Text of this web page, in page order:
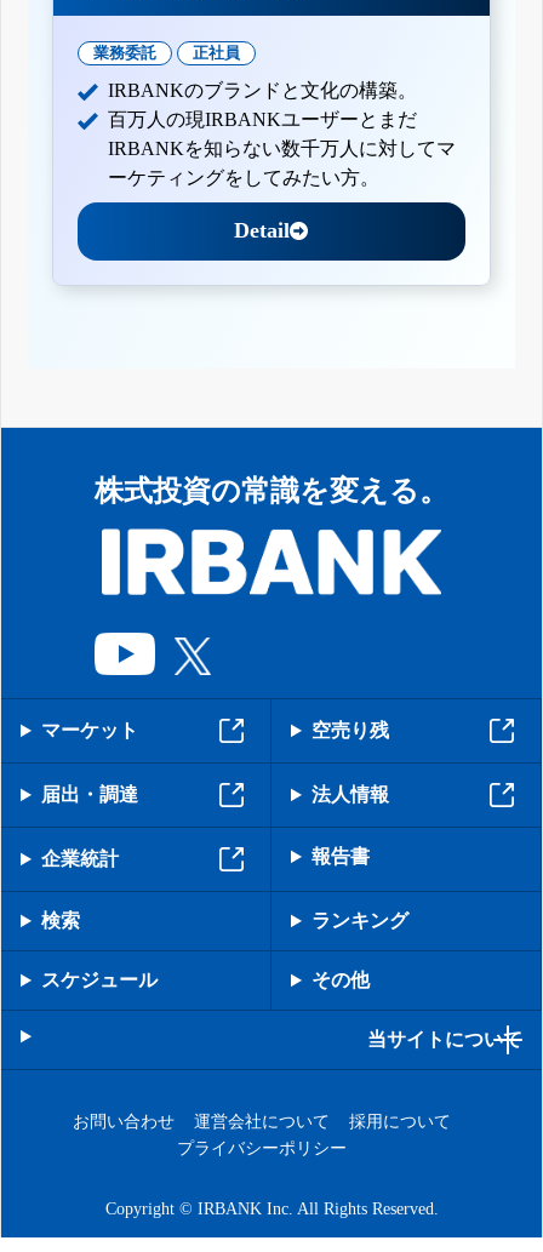
業務委託 正社員
IRBANKのブランドと文化の構築。
百万人の現IRBANKユーザーとまだ
IRBANKを知らない数千万人に対してマ
ーケティングをしてみたい方。
Detail
株式投資の常識を変える。
マーケット 空売り残
届出・調達 法人情報
企業統計 報告書
検索 ランキング
スケジュール その他
当サイトについて
お問い合わせ 運営会社について
採用について
プライバシーポリシー
Copyright © IRBANK Inc. All Rights Reserved.